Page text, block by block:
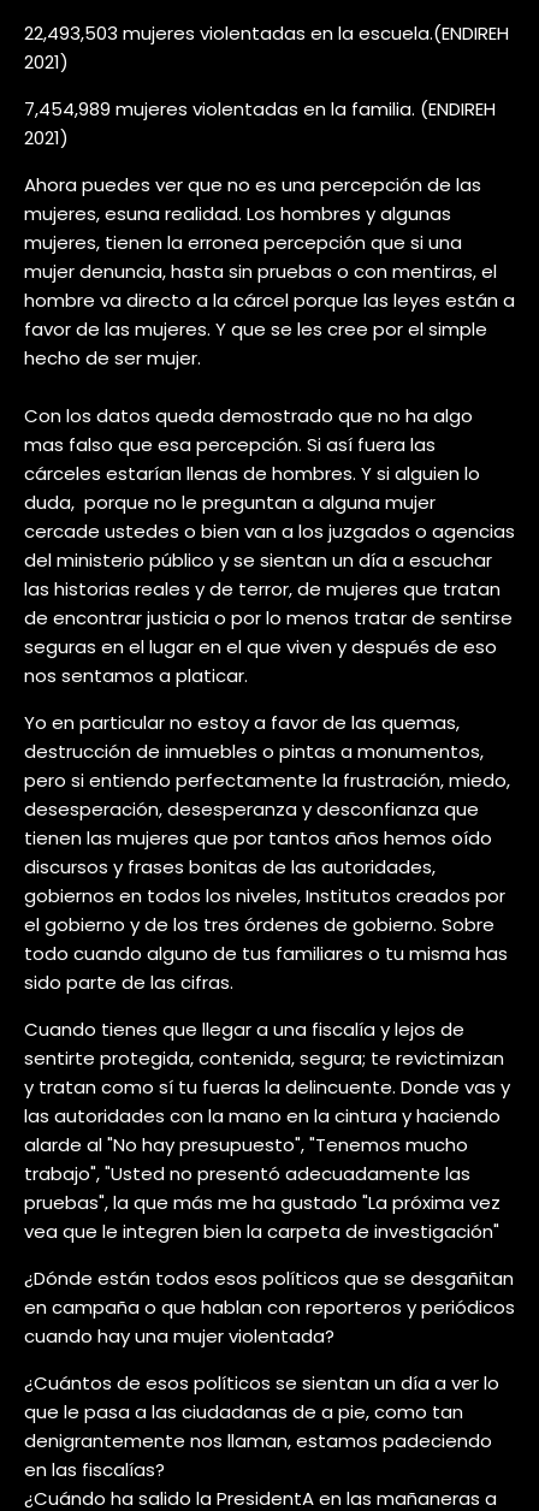
22,493,503 mujeres violentadas en la escuela.(ENDIREH
2021)
7,454,989 mujeres violentadas en la familia. (ENDIREH
2021)
Ahora puedes ver que no es una percepción de las
mujeres, esuna realidad. Los hombres y algunas
mujeres, tienen la erronea percepción que si una
mujer denuncia, hasta sin pruebas o con mentiras, el
hombre va directo a la cárcel porque las leyes están a
favor de las mujeres. Y que se les cree por el simple
hecho de ser mujer.
Con los datos queda demostrado que no ha algo
mas falso que esa percepción. Si así fuera las
cárceles estarían llenas de hombres. Y si alguien lo
duda, porque no le preguntan a alguna mujer
cercade ustedes o bien van a los juzgados o agencias
del ministerio público y se sientan un día a escuchar
las historias reales y de terror, de mujeres que tratan
de encontrar justicia o por lo menos tratar de sentirse
seguras en el lugar en el que viven y después de eso
nos sentamos a platicar.
Yo en particular no estoy a favor de las quemas,
destrucción de inmuebles o pintas a monumentos,
pero si entiendo perfectamente la frustración, miedo,
desesperación, desesperanza y desconfianza que
tienen las mujeres que por tantos años hemos oído
discursos y frases bonitas de las autoridades,
gobiernos en todos los niveles, Institutos creados por
el gobierno y de los tres órdenes de gobierno. Sobre
todo cuando alguno de tus familiares o tu misma has
sido parte de las cifras.
Cuando tienes que llegar a una fiscalía y lejos de
sentirte protegida, contenida, segura; te revictimizan
y tratan como sí tu fueras la delincuente. Donde vas y
las autoridades con la mano en la cintura y haciendo
alarde al "No hay presupuesto", "Tenemos mucho
trabajo", "Usted no presentó adecuadamente las
pruebas", la que más me ha gustado "La próxima vez
vea que le integren bien la carpeta de investigación"
¿Dónde están todos esos políticos que se desgañitan
en campaña o que hablan con reporteros y periódicos
cuando hay una mujer violentada?
¿Cuántos de esos políticos se sientan un día a ver lo
que le pasa a las ciudadanas de a pie, como tan
denigrantemente nos llaman, estamos padeciendo
en las fiscalías?
¿Cuándo ha salido la PresidentA en las mañaneras a